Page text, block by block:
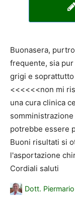
Buonasera,
frequente, sia
grigi e
<<<<<<non mi
una cura clinica
potrebbe essere
Buoni risultati si
l'asportazione
Cordiali saluti
Dott.